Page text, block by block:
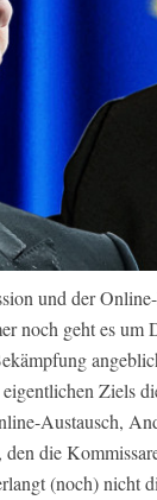
und der
noch geht es
Ziels
Austausch,
die
(noch) nicht